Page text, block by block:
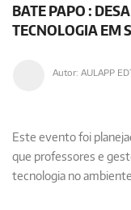
BATE PAPO :
TECNOLOGIA EM
Autor: AULAPP
​​​​​​​Este evento foi
que professores e
tecnologia no